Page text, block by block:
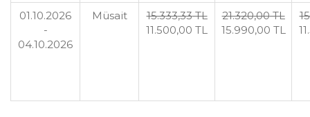
01.10.2026
-
04.10.2026
Müsait 15.333,33TL
11.500,00 TL
21.320,00TL
15.990,00 TL